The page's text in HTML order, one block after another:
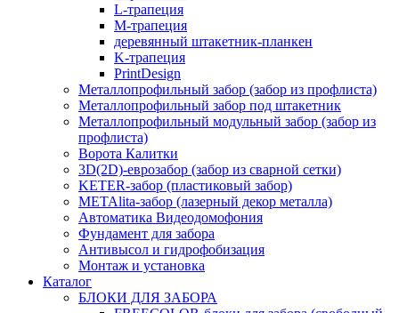
L-трапеция
M-трапеция
деревянный штакетник-планкен
K-трапеция
PrintDesign
Металлопрофильный забор (забор из профлиста)
Металлопрофильный забор под штакетник
Металлопрофильный модульный забор (забор из
профлиста)
Ворота Калитки
3D(2D)-еврозабор (забор из сварной сетки)
KETER-забор (пластиковый забор)
METAlita-забор (лaзерный декор металла)
Автоматика Видеодомофония
Фундамент для забора
Антивысол и гидрофобизация
Монтаж и установка
Каталог
БЛОКИ ДЛЯ ЗАБОРА